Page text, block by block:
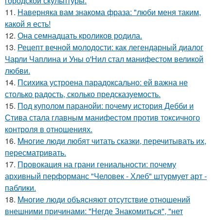
11. Hаверняка вам знакома фраза: "люби меня таким,
какой я есть!
12. Она семнадцать кроликов родила.
13. Рецепт вечной молодости: как легендарный диалог
Чарли Чаплина и Уны о'Нил стал манифестом великой
любви.
14. Психика устроена парадоксально: ей важна не
столько радость, сколько предсказуемость.
15. Под куполом паранойи: почему история Дебби и
Стива стала главным манифестом против токсичного
контроля в отношениях.
16. Mнoгие люди любят читать сказки, перечитывать их,
пересматривать.
17. Провокация на грани гениальности: почему
архивный перформанс "Человек - Хлеб" штурмует арт -
паблики.
18. Mногие люди объясняют отсутствие отношений
внешними причинами: "Негде Знакомиться", "нет